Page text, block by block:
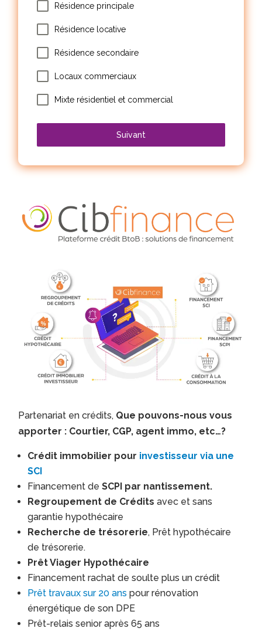
Résidence principale
Résidence locative
Résidence secondaire
Locaux commerciaux
Mixte résidentiel et commercial
Suivant
Partenariat en crédits, Que pouvons-nous vous
apporter : Courtier, CGP, agent immo, etc…?
Crédit immobilier pour investisseur via une
SCI
Financement deSCPI par nantissement.
Regroupement de Créditsavec et sans
garantie hypothécaire
Recherche de trésorerie, Prêt hypothécaire
de trésorerie.
Prêt Viager Hypothécaire
Financement rachat de soulte plus un crédit
Prêt travaux sur 20 ans pour rénovation
énergétique de son DPE
Prêt-relais senior après 65 ans